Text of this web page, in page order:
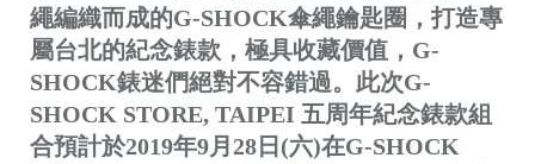
繩編織而成的G-SHOCK傘繩鑰匙圈，打造專
屬台北的紀念錶款，極具收藏價值，G-
SHOCK錶迷們絕對不容錯過。此次G-
SHOCK STORE, TAIPEI 五周年紀念錶款組
合預計於2019年9月28日(六)在G-SHOCK